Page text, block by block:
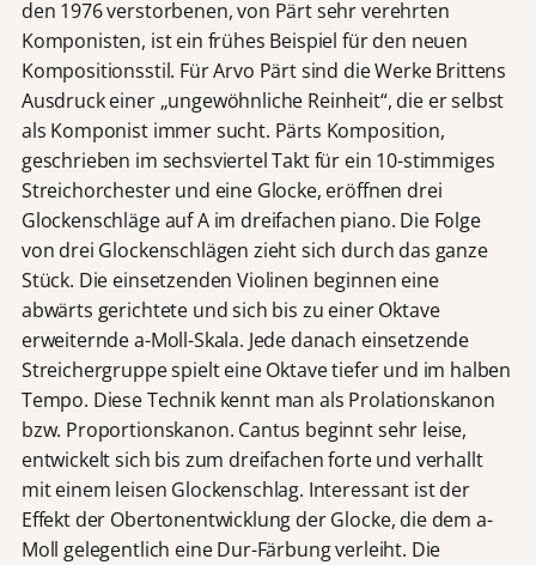
den 1976 verstorbenen, von Pärt sehr verehrten
Komponisten, ist ein frühes Beispiel für den neuen
Kompositionsstil. Für Arvo Pärt sind die Werke Brittens
Ausdruck einer „ungewöhnliche Reinheit“, die er selbst
als Komponist immer sucht. Pärts Komposition,
geschrieben im sechsviertel Takt für ein 10-stimmiges
Streichorchester und eine Glocke, eröffnen drei
Glockenschläge auf A im dreifachen piano. Die Folge
von drei Glockenschlägen zieht sich durch das ganze
Stück. Die einsetzenden Violinen beginnen eine
abwärts gerichtete und sich bis zu einer Oktave
erweiternde a-Moll-Skala. Jede danach einsetzende
Streichergruppe spielt eine Oktave tiefer und im halben
Tempo. Diese Technik kennt man als Prolationskanon
bzw. Proportionskanon. Cantus beginnt sehr leise,
entwickelt sich bis zum dreifachen forte und verhallt
mit einem leisen Glockenschlag. Interessant ist der
Effekt der Obertonentwicklung der Glocke, die dem a-
Moll gelegentlich eine Dur-Färbung verleiht. Die